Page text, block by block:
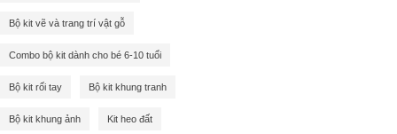
Bộ kit vẽ và trang trí vật gỗ
Combo bộ kit dành cho bé 6-10 tuổi
Bộ kit rối tay Bộ kit khung tranh
Bộ kit khung ảnh Kit heo đất